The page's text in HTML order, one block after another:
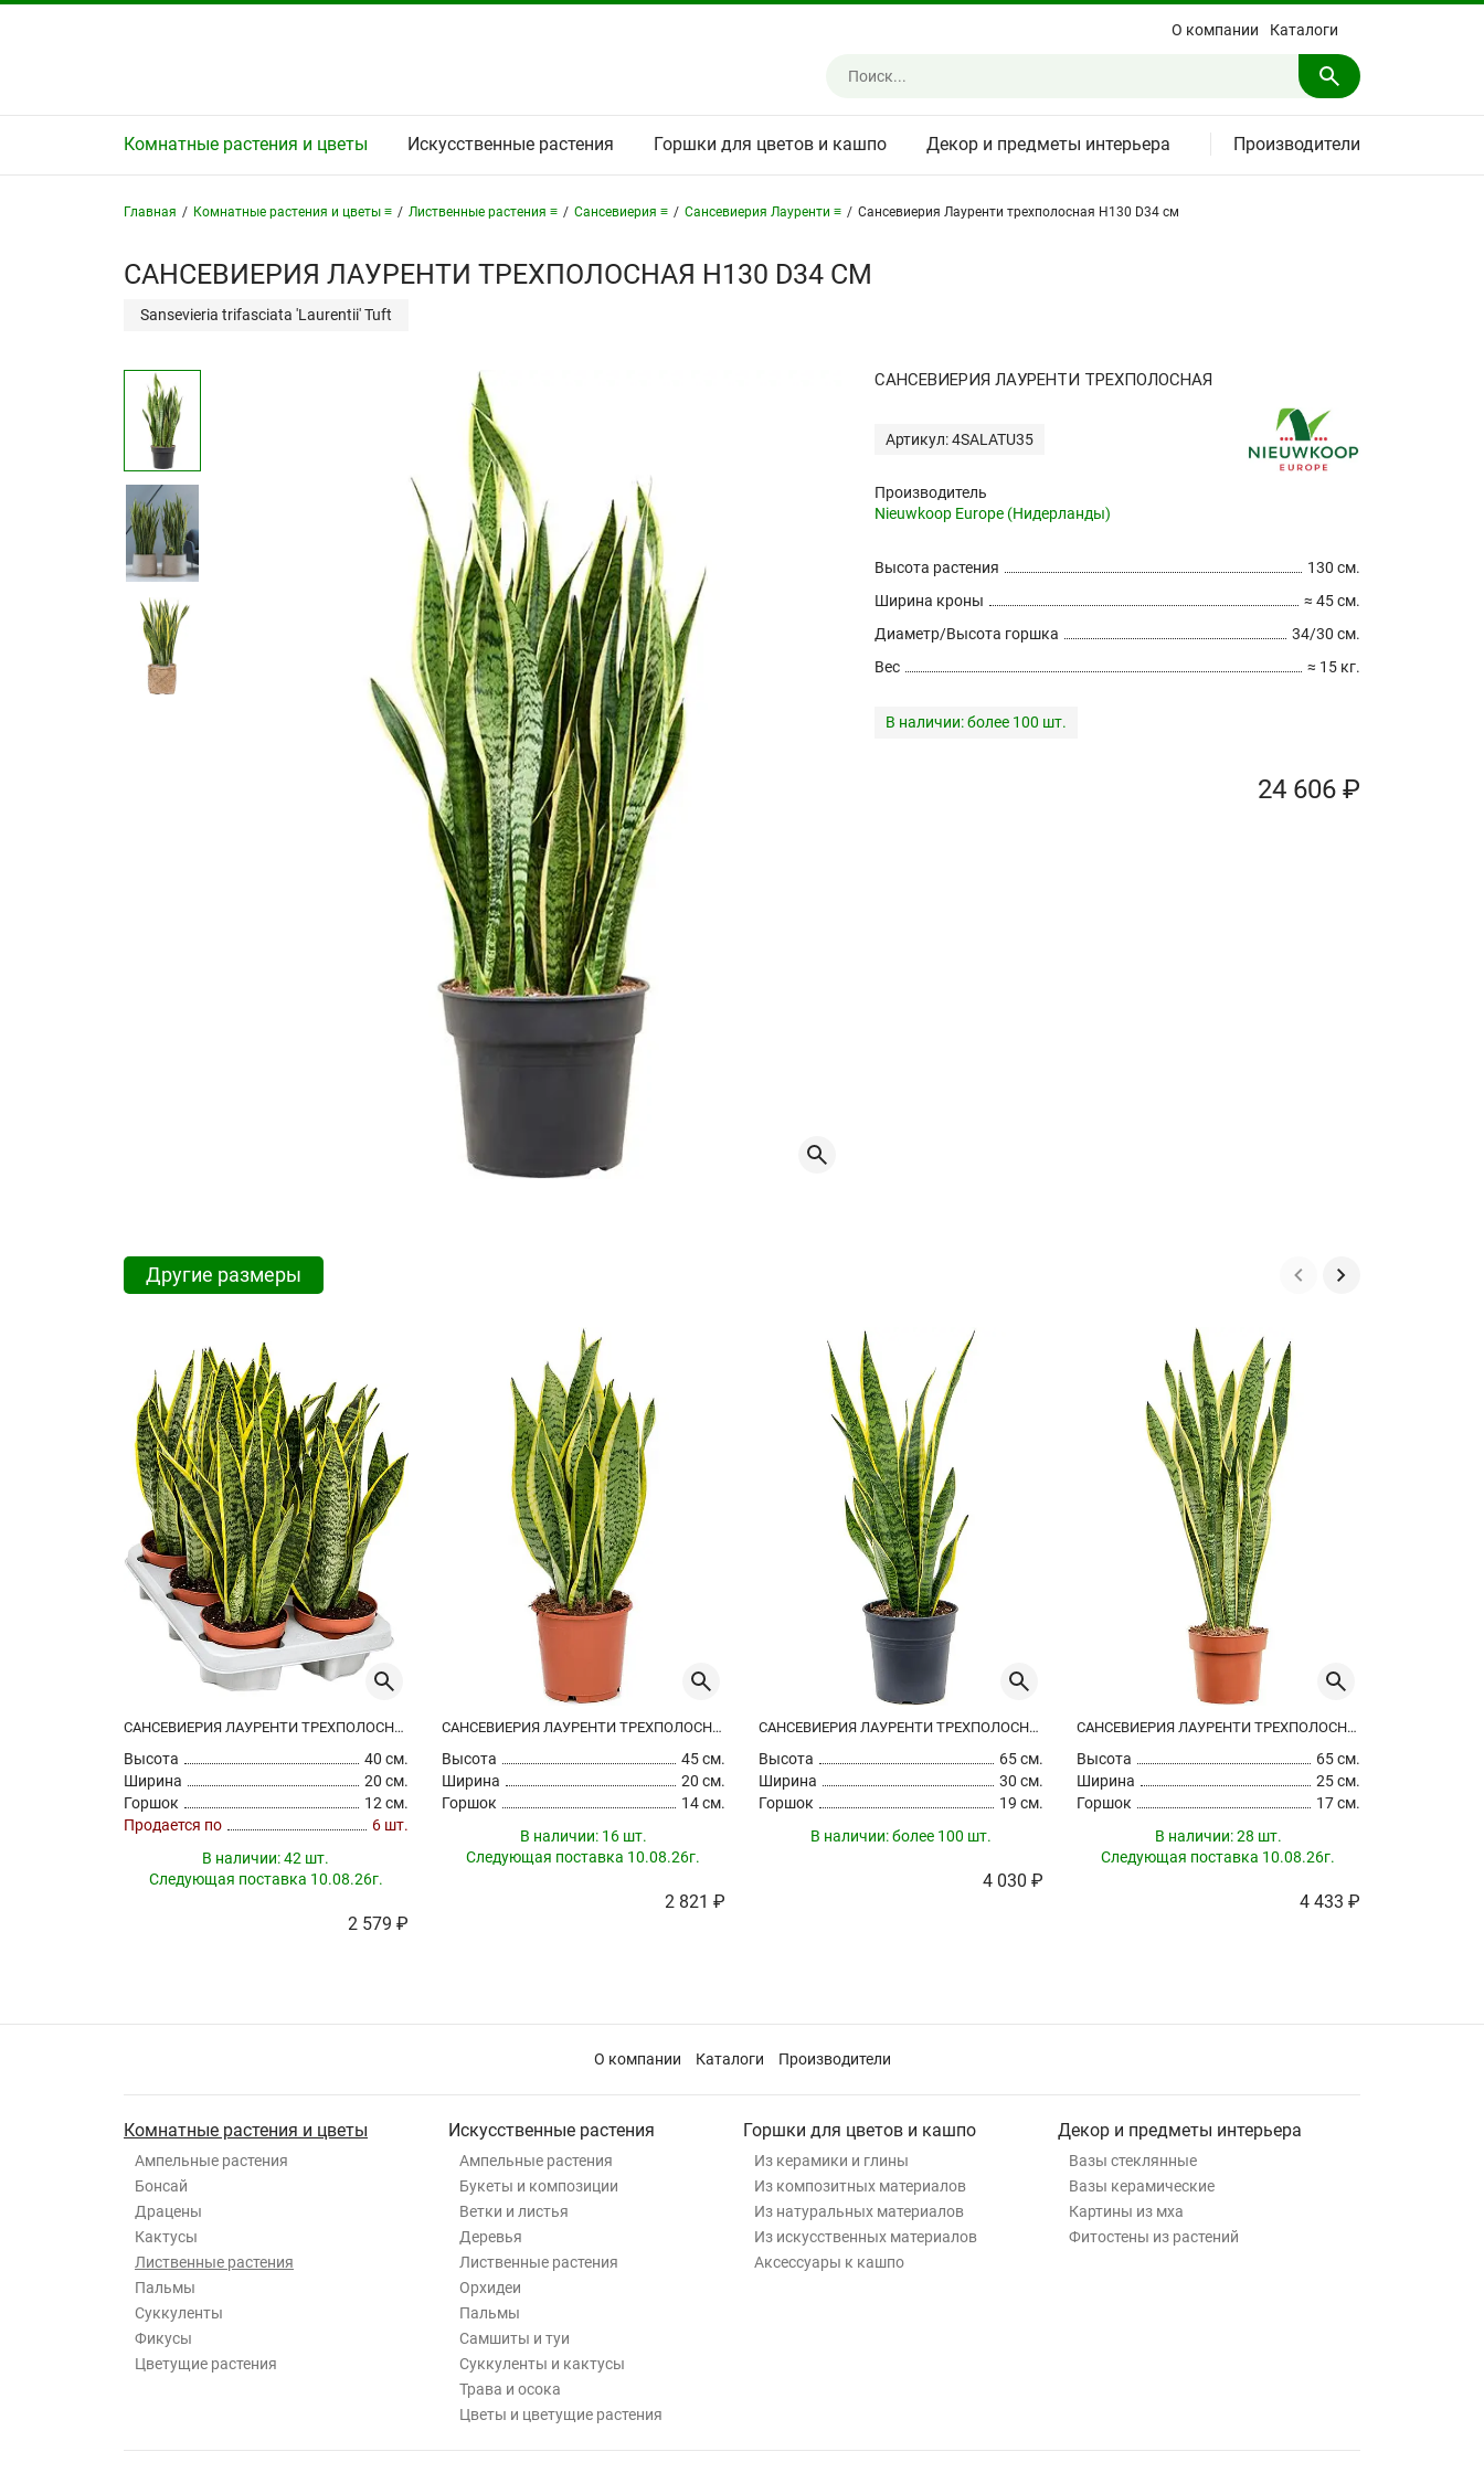
О компании Каталоги
Комнатные растения и цветы Искусственные растения Горшки для цветов и кашпо Декор и предметы интерьера Производители
Главная / Комнатные растения и цветы ≡ / Лиственные растения ≡ / Сансевиерия ≡ / Сансевиерия Лауренти ≡ / Сансевиерия Лауренти трехполосная H130 D34 см
САНСЕВИЕРИЯ ЛАУРЕНТИ ТРЕХПОЛОСНАЯ H130 D34 СМ
Sansevieria trifasciata 'Laurentii' Tuft
САНСЕВИЕРИЯ ЛАУРЕНТИ ТРЕХПОЛОСНАЯ
Артикул: 4SALATU35
Производитель
Nieuwkoop Europe (Нидерланды)
130 см.
Высота растения
≈ 45 см.
Ширина кроны
34/30 см.
Диаметр/Высота горшка
≈ 15 кг.
Вес
В наличии:более 100 шт.
24 606 ₽
Другие размеры
САНСЕВИЕРИЯ ЛАУРЕНТИ ТРЕХПОЛОСНАЯ
Высота
40 см.
Ширина
20 см.
Горшок
12 см.
Продается по
6 шт.
В наличии:42 шт.
Следующая поставка 10.08.26г.
2 579 ₽
САНСЕВИЕРИЯ ЛАУРЕНТИ ТРЕХПОЛОСНАЯ
Высота
45 см.
Ширина
20 см.
Горшок
14 см.
В наличии: 16 шт.
Следующая поставка 10.08.26г.
2 821 ₽
САНСЕВИЕРИЯ ЛАУРЕНТИ ТРЕХПОЛОСНАЯ
Высота
65 см.
Ширина
30 см.
Горшок
19 см.
В наличии:более 100 шт.
4 030 ₽
САНСЕВИЕРИЯ ЛАУРЕНТИ ТРЕХПОЛОСНАЯ
Высота
65 см.
Ширина
25 см.
Горшок
17 см.
В наличии:28 шт.
Следующая поставка 10.08.26г.
4 433 ₽
О компании Каталоги Производители
Комнатные растения и цветы
Ампельные растения
Бонсай
Драцены
Кактусы
Лиственные растения
Пальмы
Суккуленты
Фикусы
Цветущие растения
Искусственные растения
Ампельные растения
Букеты и композиции
Ветки и листья
Деревья
Лиственные растения
Орхидеи
Пальмы
Самшиты и туи
Суккуленты и кактусы
Трава и осока
Цветы и цветущие растения
Горшки для цветов и кашпо
Из керамики и глины
Из композитных материалов
Из натуральных материалов
Из искусственных материалов
Аксессуары к кашпо
Декор и предметы интерьера
Вазы стеклянные
Вазы керамические
Картины из мха
Фитостены из растений